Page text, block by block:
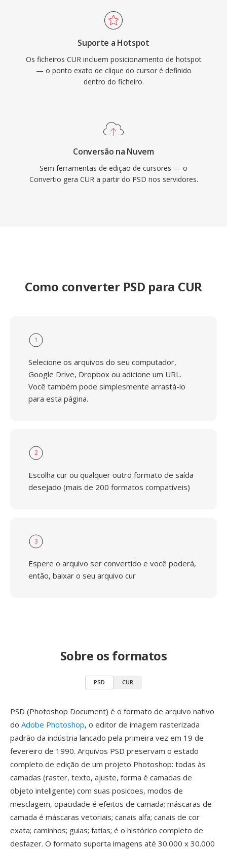
Suporte a Hotspot
Os ficheiros CUR incluem posicionamento de hotspot
— o ponto exato de clique do cursor é definido
dentro do ficheiro.
Conversão na Nuvem
Sem ferramentas de edição de cursores — o
Convertio gera CUR a partir do PSD nos servidores.
Como converter PSD para CUR
1
Selecione os arquivos do seu computador,
Google Drive, Dropbox ou adicione um URL.
Você também pode simplesmente arrastá-lo
para esta página.
2
Escolha cur ou qualquer outro formato de saída
desejado (mais de 200 formatos compatíveis)
3
Espere o arquivo ser convertido e você poderá,
então, baixar o seu arquivo cur
Sobre os formatos
PSD CUR
PSD (Photoshop Document) é o formato de arquivo nativo
do Adobe Photoshop, o editor de imagem rasterizada
padrão da indústria lancado pela primeira vez em 19 de
fevereiro de 1990. Arquivos PSD preservam o estado
completo de edição de um projeto Photoshop: todas às
camadas (raster, texto, ajuste, forma é camadas de
objeto inteligente) com suas posicoes, modos de
mesclagem, opacidade é efeitos de camada; máscaras de
camada é máscaras vetoriais; canais alfa; canais de cor
exata; caminhos; guias; fatias; é o histórico completo de
desfazer. O formato suporta imagens até 30.000 x 30.000